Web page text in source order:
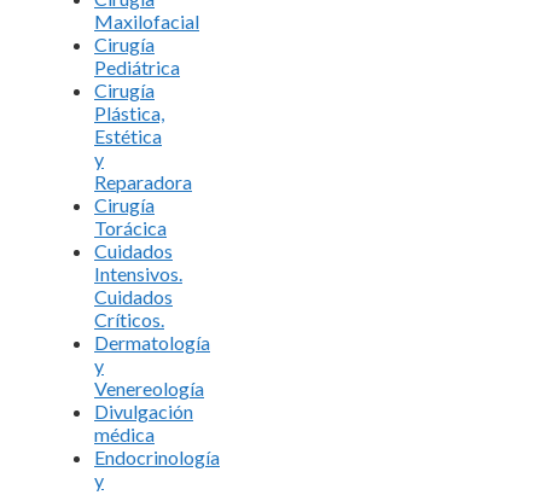
Maxilofacial
Cirugía
Pediátrica
Cirugía
Plástica,
Estética
y
Reparadora
Cirugía
Torácica
Cuidados
Intensivos.
Cuidados
Críticos.
Dermatología
y
Venereología
Divulgación
médica
Endocrinología
y